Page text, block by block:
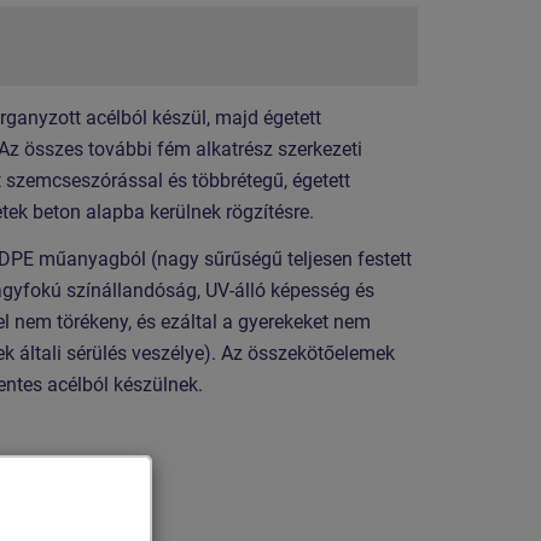
acélból készül, majd égetett
összes további fém alkatrész szerkezeti
és többrétegű, égetett
beton alapba kerülnek rögzítésre.
műanyagból (nagy sűrűségű teljesen festett
színállandóság, UV-álló képesség és
törékeny, és ezáltal a gyerekeket nem
általi sérülés veszélye). Az összekötőelemek
acélból készülnek.